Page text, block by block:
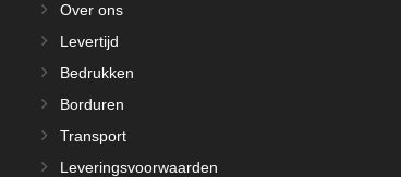
Over ons
Levertijd
Bedrukken
Borduren
Transport
Leveringsvoorwaarden